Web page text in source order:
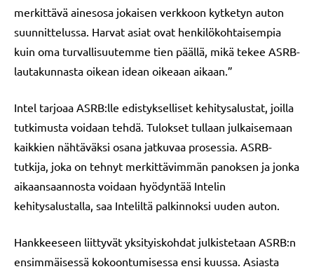
merkittävä ainesosa jokaisen verkkoon kytketyn auton
suunnittelussa. Harvat asiat ovat henkilökohtaisempia
kuin oma turvallisuutemme tien päällä, mikä tekee ASRB-
lautakunnasta oikean idean oikeaan aikaan.”
Intel tarjoaa ASRB:lle edistykselliset kehitysalustat, joilla
tutkimusta voidaan tehdä. Tulokset tullaan julkaisemaan
kaikkien nähtäväksi osana jatkuvaa prosessia. ASRB-
tutkija, joka on tehnyt merkittävimmän panoksen ja jonka
aikaansaannosta voidaan hyödyntää Intelin
kehitysalustalla, saa Inteliltä palkinnoksi uuden auton.
Hankkeeseen liittyvät yksityiskohdat julkistetaan ASRB:n
ensimmäisessä kokoontumisessa ensi kuussa. Asiasta